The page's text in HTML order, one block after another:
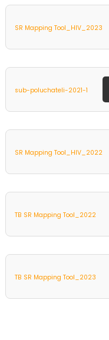
SR Mapping Tool_HIV_2023
sub-poluchateli-2021-1
SR Mapping Tool_HIV_2022
TB SR Mapping Tool_2022
TB SR Mapping Tool_2023